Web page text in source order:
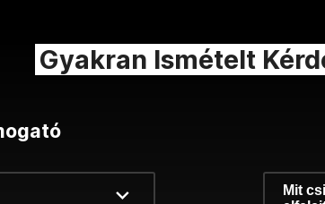
Gyakran Ismételt
Mit